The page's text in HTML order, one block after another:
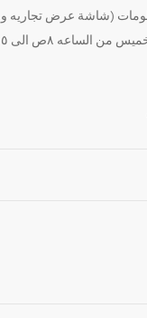
(شاشة عرض تجاريه و
من الساعه ٨ص الى ٥م